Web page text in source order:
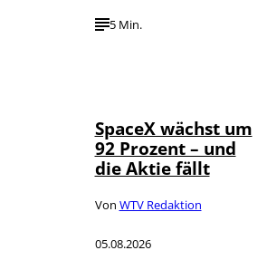
5 Min.
SpaceX wächst um
92 Prozent – und
die Aktie fällt
Von WTV Redaktion
05.08.2026